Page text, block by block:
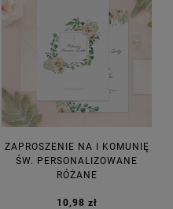
ZAPROSZENIE NA I KOMUNIĘ
ŚW. PERSONALIZOWANE
RÓŻANE
10,98 zł